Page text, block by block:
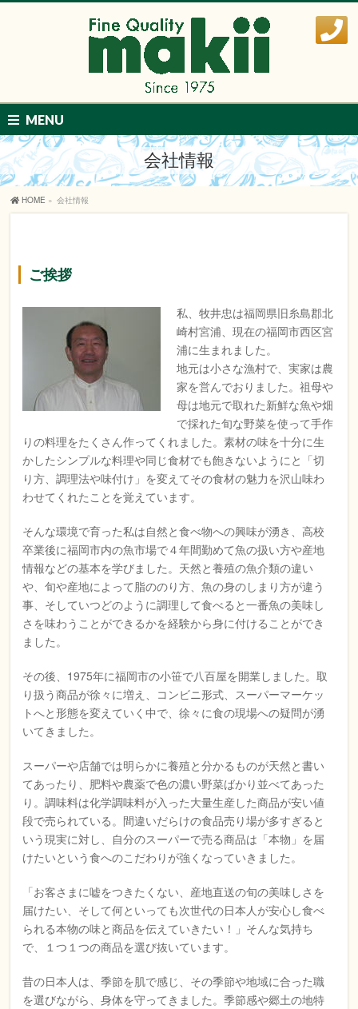
MENU
会社情報
HOME » 会社情報
ご挨拶
私、牧井忠は福岡県旧糸島郡北
崎村宮浦、現在の福岡市西区宮
浦に生まれました。
地元は小さな漁村で、実家は農
家を営んでおりました。祖母や
母は地元で取れた新鮮な魚や畑
で採れた旬な野菜を使って手作
りの料理をたくさん作ってくれました。素材の味を十分に生
かしたシンプルな料理や同じ食材でも飽きないようにと「切
り方、調理法や味付け」を変えてその食材の魅力を沢山味わ
わせてくれたことを覚えています。
そんな環境で育った私は自然と食べ物への興味が湧き、高校
卒業後に福岡市内の魚市場で４年間勤めて魚の扱い方や産地
情報などの基本を学びました。天然と養殖の魚介類の違い
や、旬や産地によって脂ののり方、魚の身のしまり方が違う
事、そしていつどのように調理して食べると一番魚の美味し
さを味わうことができるかを経験から身に付けることができ
ました。
その後、1975年に福岡市の小笹で八百屋を開業しました。取
り扱う商品が徐々に増え、コンビニ形式、スーパーマーケッ
トへと形態を変えていく中で、徐々に食の現場への疑問が湧
いてきました。
スーパーや店舗では明らかに養殖と分かるものが天然と書い
てあったり、肥料や農薬で色の濃い野菜ばかり並べてあった
り。調味料は化学調味料が入った大量生産した商品が安い値
段で売られている。間違いだらけの食品売り場が多すぎると
いう現実に対し、自分のスーパーで売る商品は「本物」を届
けたいという食へのこだわりが強くなっていきました。
「お客さまに嘘をつきたくない、産地直送の旬の美味しさを
届けたい、そして何といっても次世代の日本人が安心し食べ
られる本物の味と商品を伝えていきたい！」そんな気持ち
で、１つ１つの商品を選び抜いています。
昔の日本人は、季節を肌で感じ、その季節や地域に合った職
を選びながら、身体を守ってきました。季節感や郷土の地特